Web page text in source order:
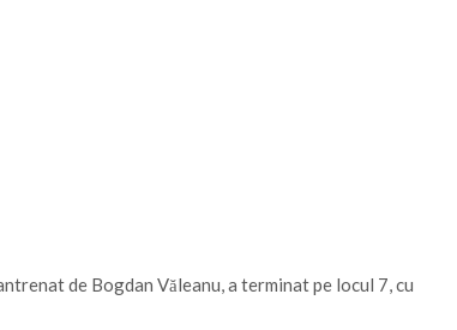
de Bogdan Văleanu, a terminat pe locul 7, cu